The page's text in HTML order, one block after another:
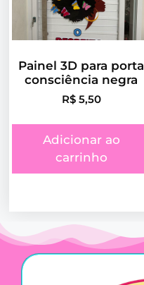
Painel 3D para porta
consciência negra
R$5,50
Adicionar ao
carrinho